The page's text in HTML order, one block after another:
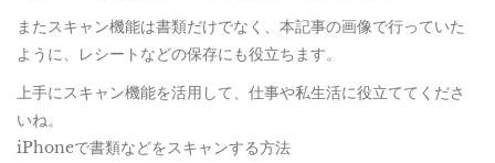
またスキャン機能は書類だけでなく、本記事の画像で行っていた
ように、レシートなどの保存にも役立ちます。
上手にスキャン機能を活用して、仕事や私生活に役立ててくださ
いね。
iPhoneで書類などをスキャンする方法